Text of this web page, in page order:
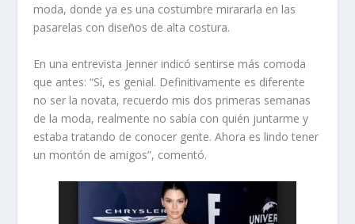
moda, donde ya es una costumbre mirararla en las
pasarelas con diseños de alta costura.
En una entrevista Jenner indicó sentirse más comoda
que antes: “Sí, es genial. Definitivamente es diferente
no ser la novata, recuerdo mis dos primeras semanas
de la moda, realmente no sabía con quién juntarme y
estaba tratando de conocer gente. Ahora es lindo tener
un montón de amigos”, comentó.